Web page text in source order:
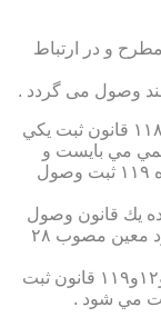
و در ارتباط
وصول می گردد .
بخش اول – حق الثبت املاک:با عنايت به ماده ۱۱۸ قانون ثبت يكي
مي بايست و
صول گردد حق الثبت املاك است كه طبق ماده ۱۱۹ ثبت وصول
ماده يك قانون وصول
برخي از درآمدهاي دولت و مصرف آن در موارد معين مصوب ۲۸
براي ثبت ملك دردفتر املاك موضوع مواد ۱۱ و۱۲و۱۱۹ قانون ثبت
مي شود .